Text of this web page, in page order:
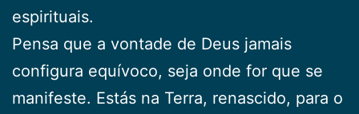
espirituais.
Pensa que a vontade de Deus jamais
configura equívoco, seja onde for que se
manifeste. Estás na Terra, renascido, para o